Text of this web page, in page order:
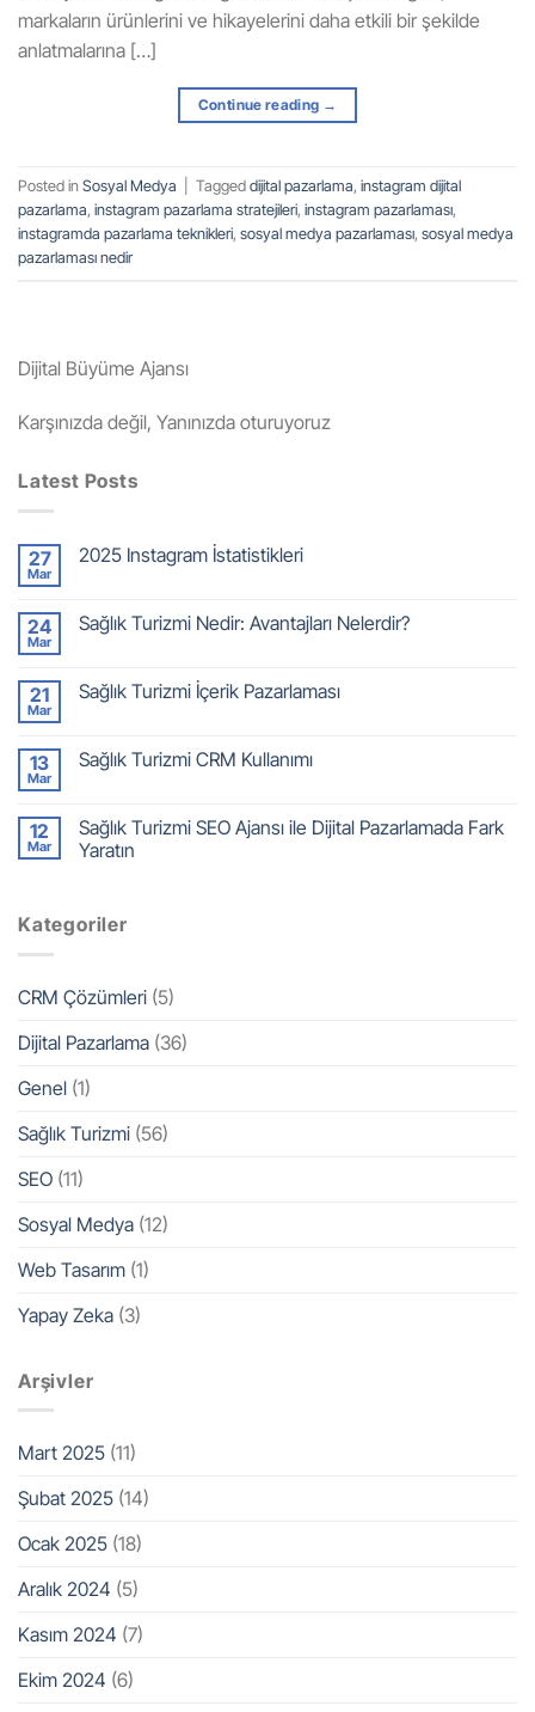
markaların ürünlerini ve hikayelerini daha etkili bir şekilde
anlatmalarına […]
Continue reading →
Posted in Sosyal Medya Tagged dijital pazarlama, instagram dijital
pazarlama, instagram pazarlama stratejileri, instagram pazarlaması,
instagramda pazarlama teknikleri, sosyal medya pazarlaması, sosyal medya
pazarlaması nedir
Dijital Büyüme Ajansı
Karşınızda değil, Yanınızda oturuyoruz
Latest Posts
27
Mar
2025 Instagram İstatistikleri
24
Mar
Sağlık Turizmi Nedir: Avantajları Nelerdir?
21
Mar
Sağlık Turizmi İçerik Pazarlaması
13
Mar
Sağlık Turizmi CRM Kullanımı
12
Mar
Sağlık Turizmi SEO Ajansı ile Dijital Pazarlamada Fark
Yaratın
Kategoriler
CRM Çözümleri (5)
Dijital Pazarlama (36)
Genel (1)
Sağlık Turizmi (56)
SEO (11)
Sosyal Medya (12)
Web Tasarım (1)
Yapay Zeka (3)
Arşivler
Mart 2025 (11)
Şubat 2025 (14)
Ocak 2025 (18)
Aralık 2024 (5)
Kasım 2024 (7)
Ekim 2024 (6)